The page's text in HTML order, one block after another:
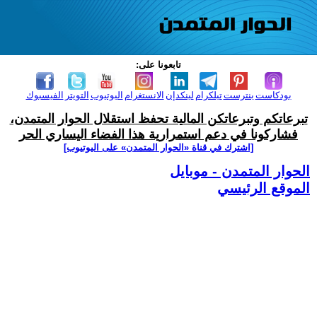
تابعونا على:
الفيسبوك التويتر اليوتيوب الانستغرام لينكدإن تيلكرامبنترست بودكاست
تبرعاتكم وتبرعاتكن المالية تحفظ استقلال الحوار المتمدن،
فشاركونا في دعم استمرارية هذا الفضاء اليساري الحر
[اشترك في قناة ‫«الحوار المتمدن» على اليوتيوب]
الحوار المتمدن - موبايل
الموقع الرئيسي